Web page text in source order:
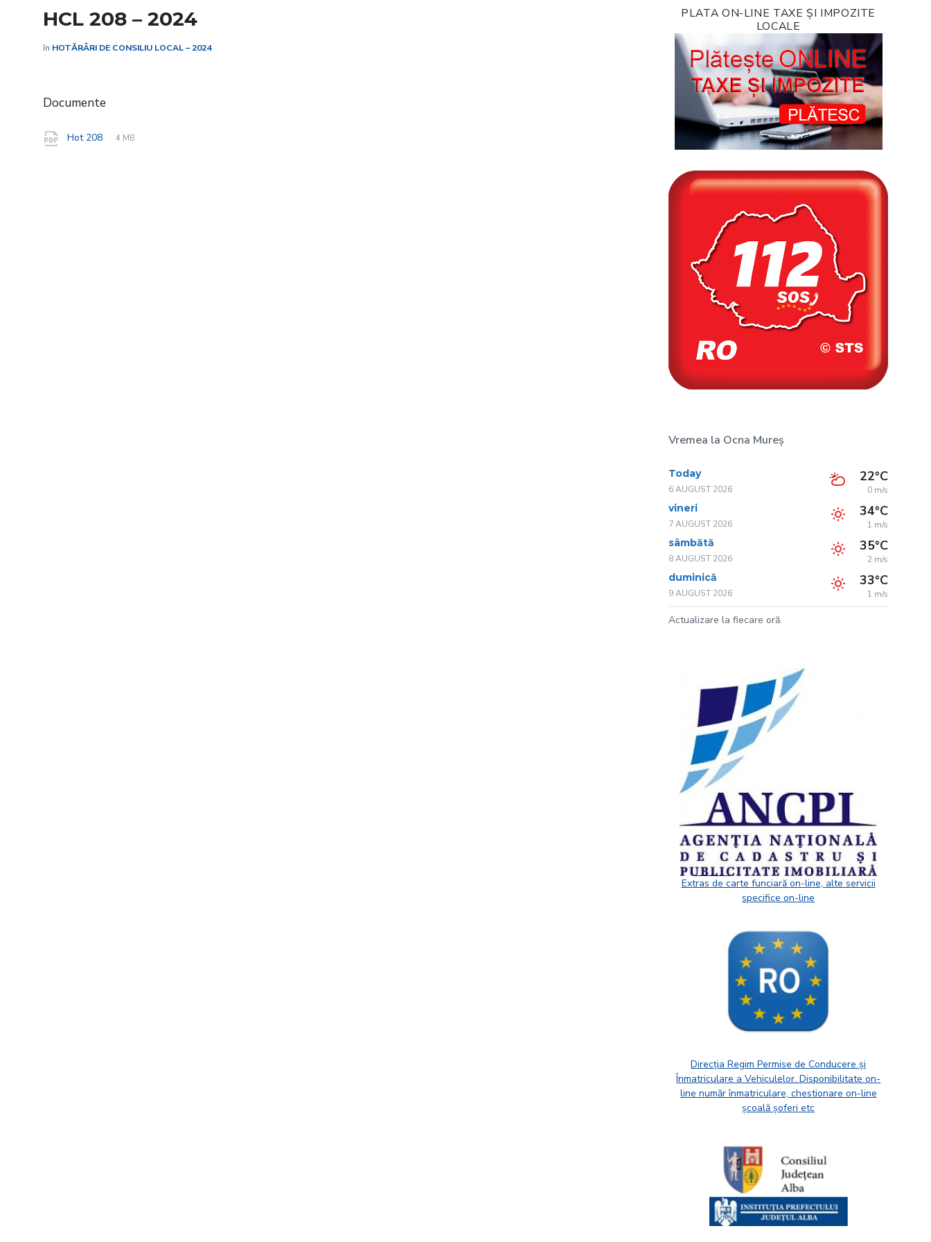
HCL 208 – 2024
în HOTĂRÂRI DE CONSILIU LOCAL – 2024
Documente
Hot 208
File
pdf
File
4 MB
PLATA ON-LINE TAXE ȘI IMPOZITE
LOCALE
Vremea la Ocna Mureș
Today
6 AUGUST 2026
22°C
0 m/s
vineri
7 AUGUST 2026
34°C
1 m/s
sâmbătă
8 AUGUST 2026
35°C
2 m/s
duminică
9 AUGUST 2026
33°C
1 m/s
Actualizare la fiecare oră.
Extras de carte funciară on-line, alte servicii
specifice on-line
Direcția Regim Permise de Conducere și
Înmatriculare a Vehiculelor. Disponibilitate on-
line număr înmatriculare, chestionare on-line
școală șoferi etc